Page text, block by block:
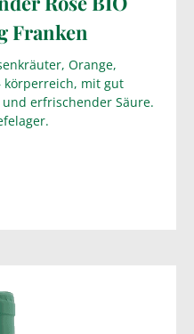
Franken
Orange,
körperreich, mit gut
erfrischender Säure.